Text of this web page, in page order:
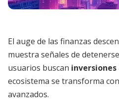
El auge de las finanzas
muestra señales de
usuarios buscan inversiones
ecosistema se transforma
avanzados.